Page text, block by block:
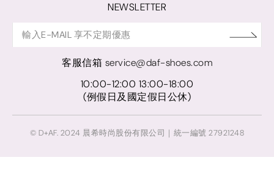
NEWSLETTER
客服信箱 service@daf-shoes.com
10:00-12:00 13:00-18:00
(例假日及國定假日公休)
© D+AF. 2024 晨希時尚股份有限公司｜統一編號 27921248